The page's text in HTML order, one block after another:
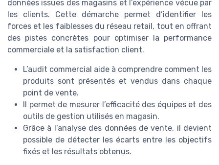
données issues des magasins et l’expérience vécue par
les clients. Cette démarche permet d’identifier les
forces et les faiblesses du réseau retail, tout en offrant
des pistes concrètes pour optimiser la performance
commerciale et la satisfaction client.
L’audit commercial aide à comprendre comment les
produits sont présentés et vendus dans chaque
point de vente.
Il permet de mesurer l’efficacité des équipes et des
outils de gestion utilisés en magasin.
Grâce à l’analyse des données de vente, il devient
possible de détecter les écarts entre les objectifs
fixés et les résultats obtenus.